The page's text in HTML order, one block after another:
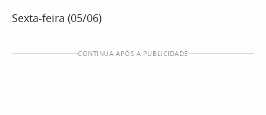
Sexta-feira (05/06)
CONTINUA APÓS A PUBLICIDADE